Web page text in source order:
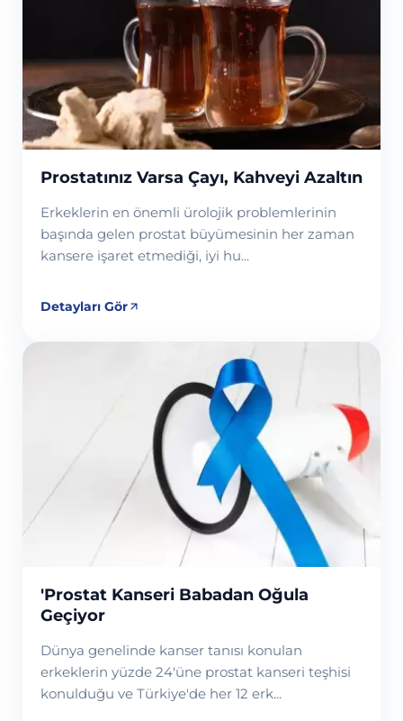
Devamını Oku
Prostatınız Varsa Çayı, Kahveyi Azaltın
Erkeklerin en önemli ürolojik problemlerinin
başında gelen prostat büyümesinin her zaman
kansere işaret etmediği, iyi hu...
Detayları Gör
Devamını Oku
'Prostat Kanseri Babadan Oğula
Geçiyor
Dünya genelinde kanser tanısı konulan
erkeklerin yüzde 24'üne prostat kanseri teşhisi
konulduğu ve Türkiye'de her 12 erk...